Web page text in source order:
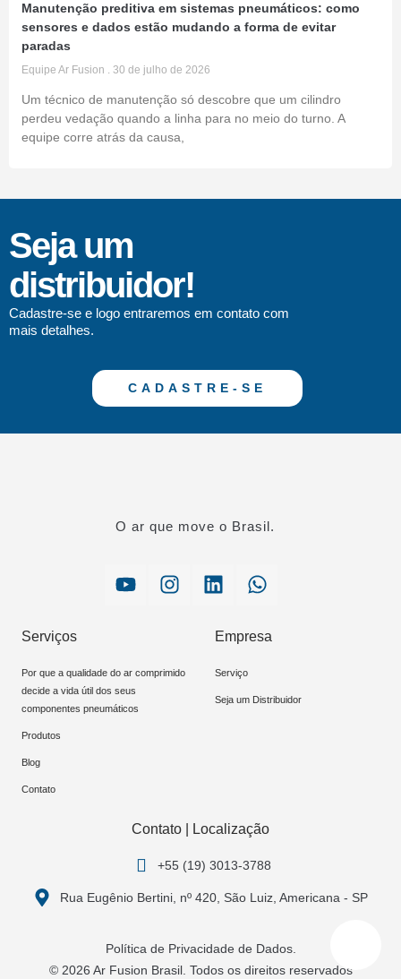
Manutenção preditiva em sistemas pneumáticos: como
sensores e dados estão mudando a forma de evitar
paradas
Equipe Ar Fusion 30 de julho de 2026
Um técnico de manutenção só descobre que um cilindro
perdeu vedação quando a linha para no meio do turno. A
equipe corre atrás da causa,
Seja um
distribuidor!
Cadastre-se e logo entraremos em contato com
mais detalhes.
CADASTRE-SE
O ar que move o Brasil.
Serviços
Por que a qualidade do ar comprimido
decide a vida útil dos seus
componentes pneumáticos
Produtos
Blog
Contato
Empresa
Serviço
Seja um Distribuidor
Contato | Localização
+55 (19) 3013-3788
Rua Eugênio Bertini, nº 420, São Luiz, Americana - SP
Política de Privacidade de Dados.
© 2026 Ar Fusion Brasil. Todos os direitos reservados